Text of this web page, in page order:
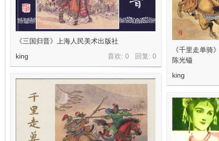
《三国归晋》上海人民美术出版社
喜欢: 0 回复: 0
king
《千里走单骑
陈光镒
king